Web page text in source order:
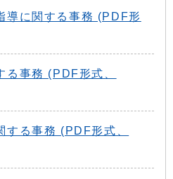
導に関する事務 (PDF形
る事務 (PDF形式、
する事務 (PDF形式、